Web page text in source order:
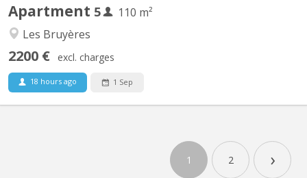
Apartment 5
110 m²
Les Bruyères
2200 € excl. charges
18 hours ago 1 Sep
1 2 ›